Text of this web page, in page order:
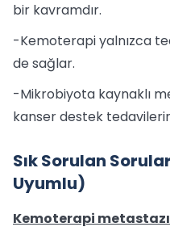
bir kavramdır.
-Kemoterapi yalnızca
de sağlar.
-Mikrobiyota kaynaklı
kanser destek
Sık Sorulan
Uyumlu)
Kemoterapi